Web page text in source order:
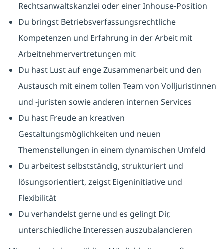
Rechtsanwaltskanzlei oder einer Inhouse-Position
Du bringst Betriebsverfassungsrechtliche
Kompetenzen und Erfahrung in der Arbeit mit
Arbeitnehmervertretungen mit
Du hast Lust auf enge Zusammenarbeit und den
Austausch mit einem tollen Team von Volljuristinnen
und -juristen sowie anderen internen Services
Du hast Freude an kreativen
Gestaltungsmöglichkeiten und neuen
Themenstellungen in einem dynamischen Umfeld
Du arbeitest selbstständig, strukturiert und
lösungsorientiert, zeigst Eigeninitiative und
Flexibilität
Du verhandelst gerne und es gelingt Dir,
unterschiedliche Interessen auszubalancieren